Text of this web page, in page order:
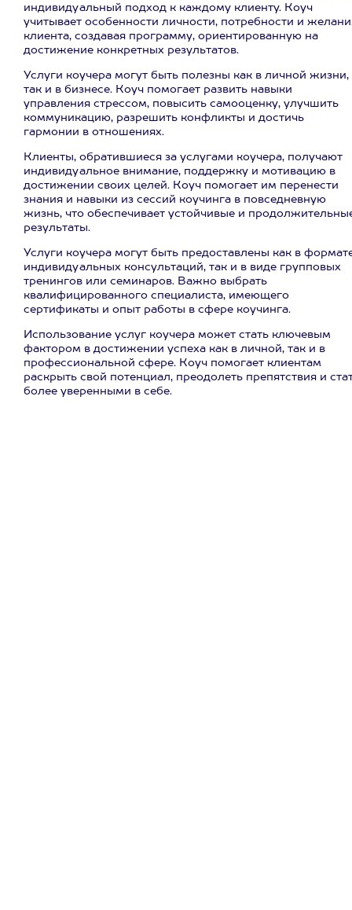
индивидуальный подход к каждому клиенту. Коуч
учитывает особенности личности, потребности и
клиента, создавая программу, ориентированную на
достижение конкретных результатов.
Услуги коучера могут быть полезны как в личной жизни,
так и в бизнесе. Коуч помогает развить навыки
управления стрессом, повысить самооценку, улучшить
коммуникацию, разрешить конфликты и достичь
гармонии в отношениях.
Клиенты, обратившиеся за услугами коучера, получают
индивидуальное внимание, поддержку и мотивацию в
достижении своих целей. Коуч помогает им перенести
знания и навыки из сессий коучинга в повседневную
жизнь, что обеспечивает устойчивые и
результаты.
Услуги коучера могут быть предоставлены как в
индивидуальных консультаций, так и в виде групповых
тренингов или семинаров. Важно выбрать
квалифицированного специалиста, имеющего
сертификаты и опыт работы в сфере коучинга.
Использование услуг коучера может стать ключевым
фактором в достижении успеха как в личной, так и в
профессиональной сфере. Коуч помогает клиентам
раскрыть свой потенциал, преодолеть препятствия и
более уверенными в себе.